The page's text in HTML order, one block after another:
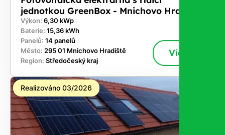
jednotkou GreenBox - Mnichovo Hradiště
Výkon: 6,30 kWp
Baterie: 15,36 kWh
Panelů: 14 panelů
Město: 295 01 Mnichovo Hradiště
Region: Středočeský kraj
Více
Realizováno 03/2026